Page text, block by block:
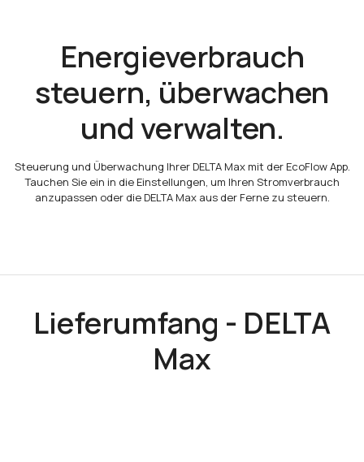
Energieverbrauch
steuern, überwachen
und verwalten.
Steuerung und Überwachung Ihrer DELTA Max mit der EcoFlow App.
Tauchen Sie ein in die Einstellungen, um Ihren Stromverbrauch
anzupassen oder die DELTA Max aus der Ferne zu steuern.
Lieferumfang - DELTA
Max